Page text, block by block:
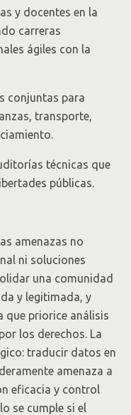
y docentes en la
carreras
ágiles con la
conjuntas para
transporte,
técnicas que
públicas.
amenazas no
ni soluciones
una comunidad
y legitimada, y
que priorice análisis
los derechos. La
traducir datos en
amenaza a
eficacia y control
se cumple si el